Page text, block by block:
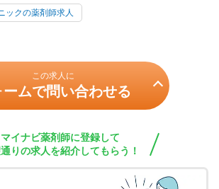
ックの薬剤師求人
この求人に
ームで問い合わせる
マイナビ薬剤師に登録して
りの求人を紹介してもらう！